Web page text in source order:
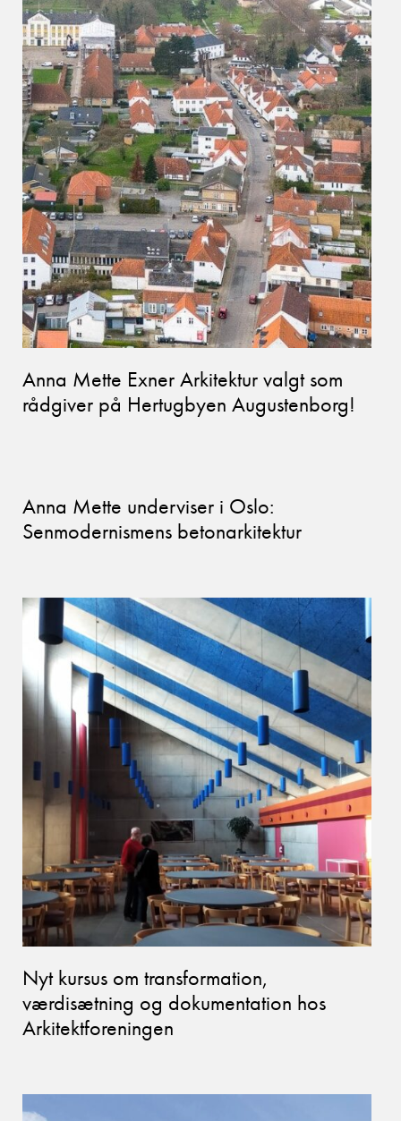
Anna Mette Exner Arkitektur valgt som
rådgiver på Hertugbyen Augustenborg!
Anna Mette underviser i Oslo:
Senmodernismens betonarkitektur
Nyt kursus om transformation,
værdisætning og dokumentation hos
Arkitektforeningen